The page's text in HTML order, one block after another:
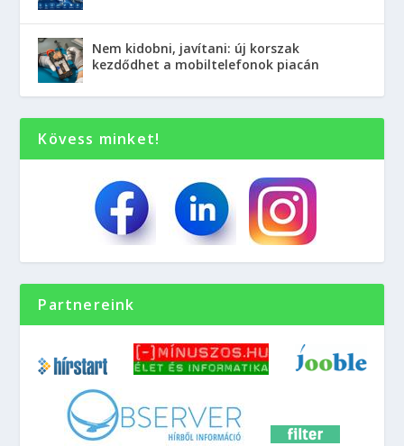
Nem kidobni, javítani: új korszak
kezdődhet a mobiltelefonok piacán
Kövess minket!
Partnereink